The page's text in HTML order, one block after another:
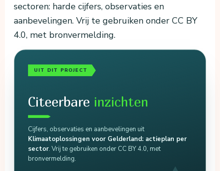
sectoren: harde cijfers, observaties en
aanbevelingen. Vrij te gebruiken onder CC BY
4.0, met bronvermelding.
UIT DIT PROJECT
Citeerbare inzichten
Cijfers, observaties en aanbevelingen uit
Klimaatoplossingen voor Gelderland: actieplan per
sector. Vrij te gebruiken onder CC BY 4.0, met
bronvermelding.